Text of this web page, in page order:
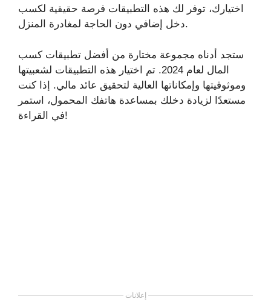
اختيارك، توفر لك هذه التطبيقات فرصة حقيقية لكسب
دخل إضافي دون الحاجة لمغادرة المنزل.
ستجد أدناه مجموعة مختارة من أفضل تطبيقات كسب
المال لعام 2024. تم اختيار هذه التطبيقات لشعبيتها
وموثوقيتها وإمكاناتها العالية لتحقيق عائد مالي. إذا كنت
مستعدًا لزيادة دخلك بمساعدة هاتفك المحمول، استمر
في القراءة!
إعلانات